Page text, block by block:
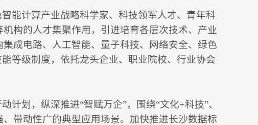
能计算产业战略科学家、科技领军人才、青年科
构的人才集聚作用，引进培育各层次技术、产业
成电路、人工智能、量子科技、网络安全、绿色
等级制度，依托龙头企业、职业院校、行业协会
计划，纵深推进“智赋万企”，围绕“文化+科技”、
带动性广的典型应用场景。加快推进长沙数据标